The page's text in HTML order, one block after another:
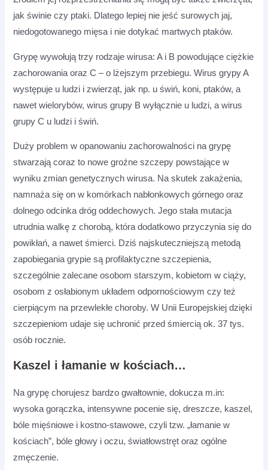
jak świnie czy ptaki. Dlatego lepiej nie jeść surowych jaj,
niedogotowanego mięsa i nie dotykać martwych ptaków.
Grypę wywołują trzy rodzaje wirusa: A i B powodujące ciężkie
zachorowania oraz C – o lżejszym przebiegu. Wirus grypy A
występuje u ludzi i zwierząt, jak np. u świń, koni, ptaków, a
nawet wielorybów, wirus grupy B wyłącznie u ludzi, a wirus
grupy C u ludzi i świń.
Duży problem w opanowaniu zachorowalności na grypę
stwarzają coraz to nowe groźne szczepy powstające w
wyniku zmian genetycznych wirusa. Na skutek zakażenia,
namnaża się on w komórkach nabłonkowych górnego oraz
dolnego odcinka dróg oddechowych. Jego stała mutacja
utrudnia walkę z chorobą, która dodatkowo przyczynia się do
powikłań, a nawet śmierci. Dziś najskuteczniejszą metodą
zapobiegania grypie są profilaktyczne szczepienia,
szczególnie zalecane osobom starszym, kobietom w ciąży,
osobom z osłabionym układem odpornościowym czy też
cierpiącym na przewlekłe choroby. W Unii Europejskiej dzięki
szczepieniom udaje się uchronić przed śmiercią ok. 37 tys.
osób rocznie.
Kaszel i łamanie w kościach…
Na grypę chorujesz bardzo gwałtownie, dokucza m.in:
wysoka gorączka, intensywne pocenie się, dreszcze, kaszel,
bóle mięśniowe i kostno-stawowe, czyli tzw. „łamanie w
kościach”, bóle głowy i oczu, światłowstręt oraz ogólne
zmęczenie.